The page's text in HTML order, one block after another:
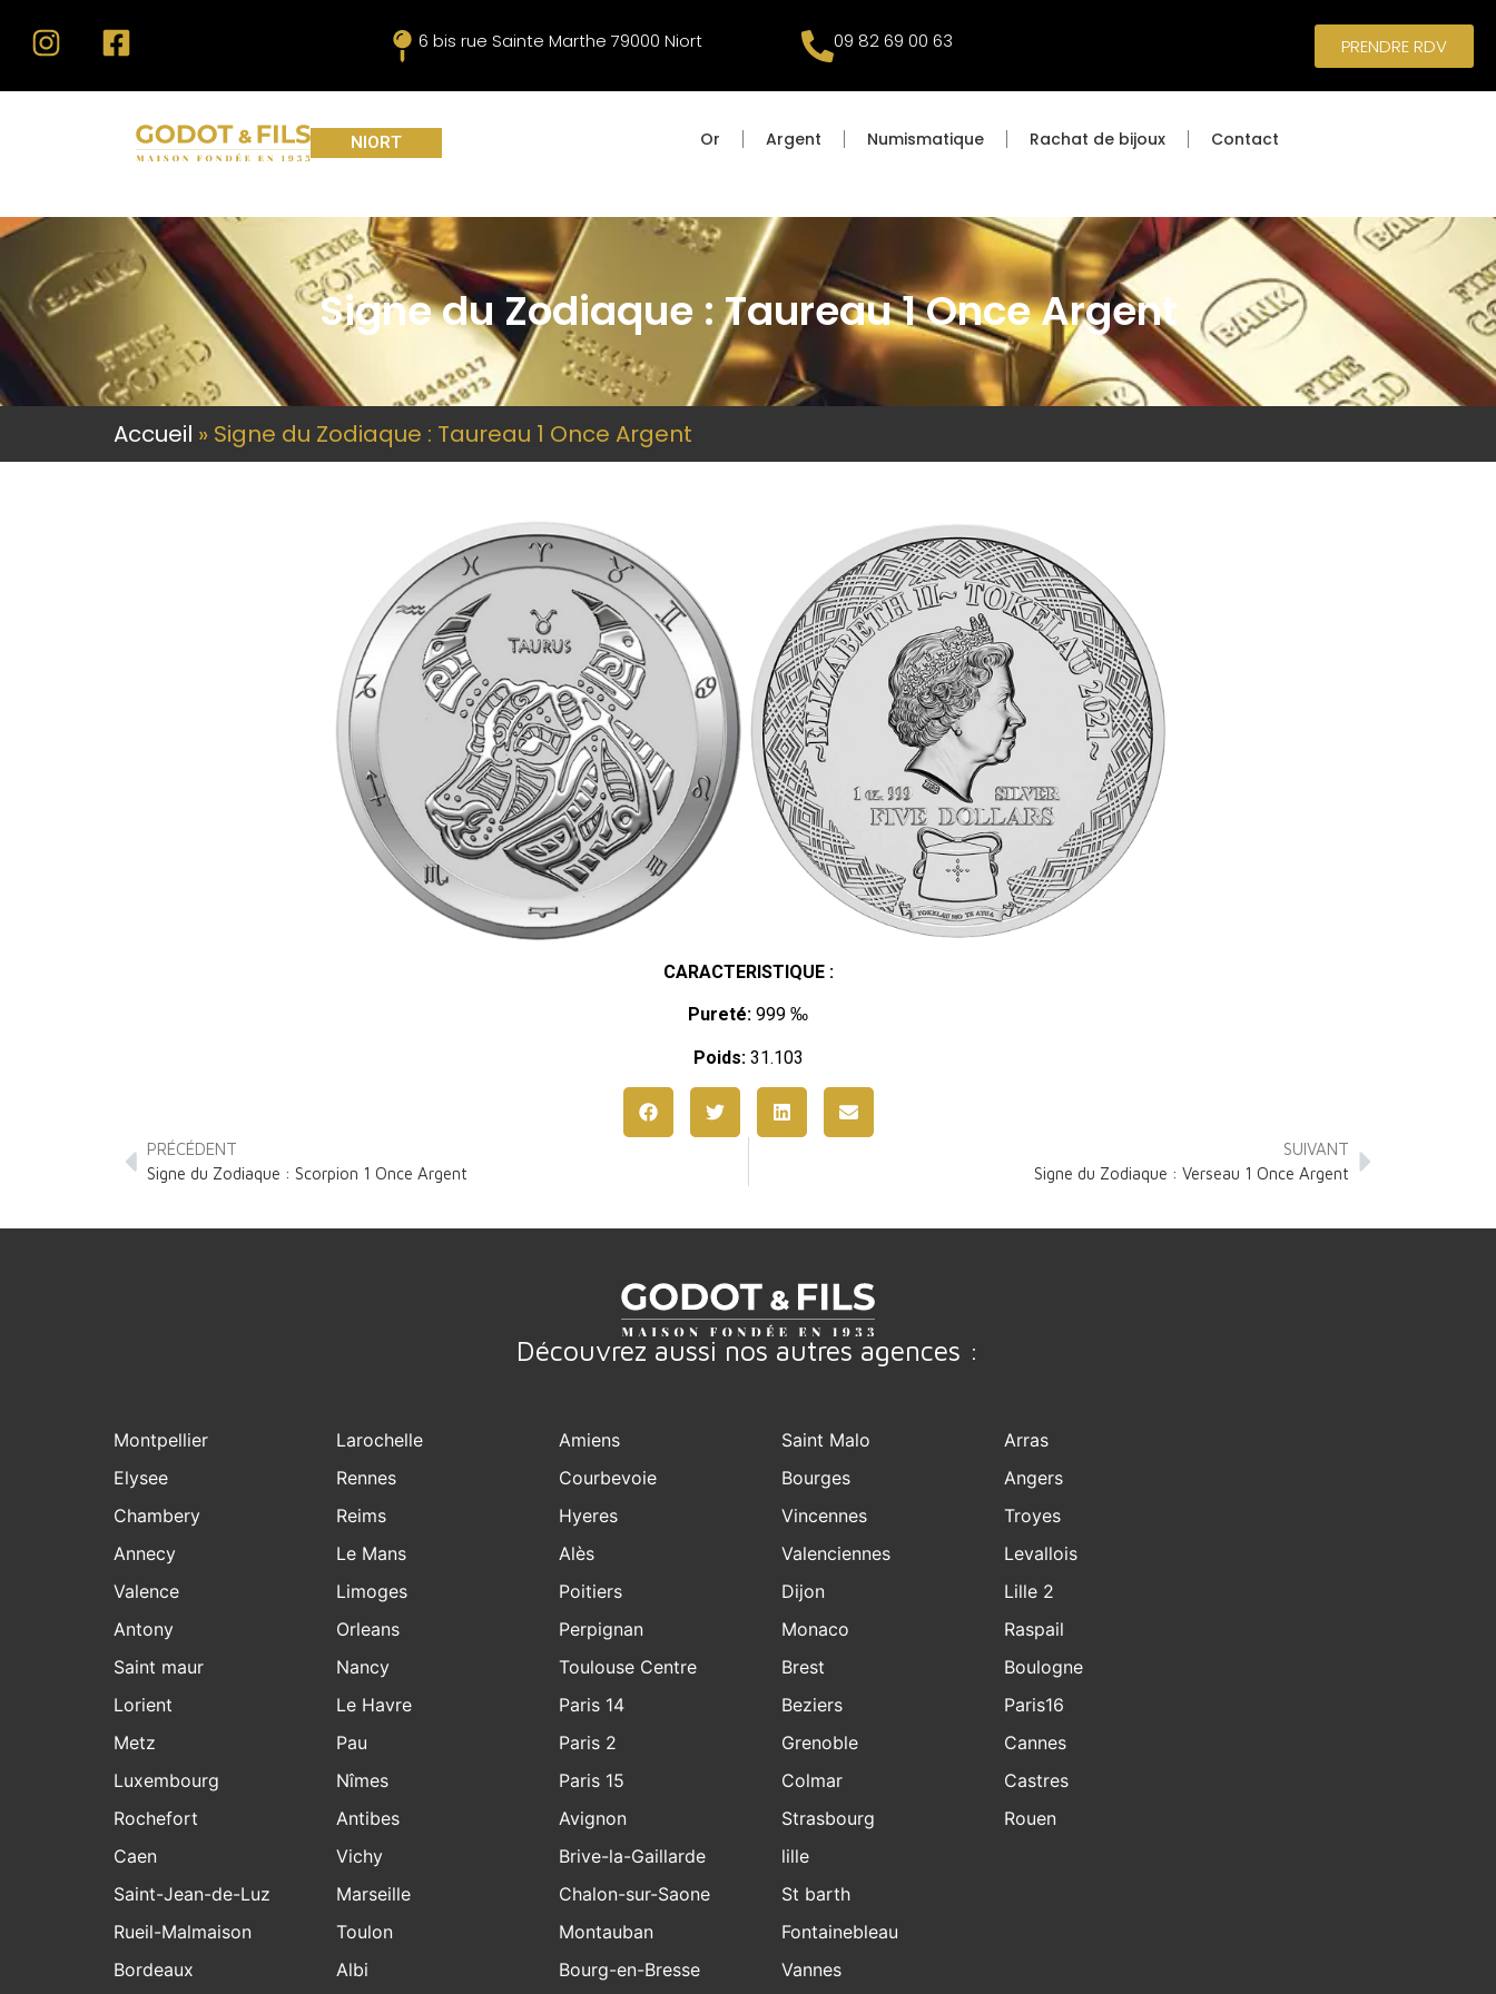
6 bis rue Sainte Marthe 79000 Niort 09 82 69 00 63 PRENDRE RDV
NIORT Or Argent Numismatique Rachat de bijoux Contact
Signe du Zodiaque : Taureau 1 Once Argent
Accueil » Signe du Zodiaque : Taureau 1 Once Argent
CARACTERISTIQUE :
Pureté: 999 ‰
Poids:31.103
PRÉCÉDENT
Signe du Zodiaque : Scorpion 1 Once Argent
SUIVANT
Signe du Zodiaque : Verseau 1 Once Argent
Découvrez aussi nos autres agences :
Montpellier
Elysee
Chambery
Annecy
Valence
Antony
Saint maur
Lorient
Metz
Luxembourg
Rochefort
Larochelle
Rennes
Reims
Le Mans
Limoges
Orleans
Nancy
Le Havre
Pau
Nîmes
Antibes
Amiens
Courbevoie
Hyeres
Alès
Poitiers
Perpignan
Toulouse Centre
Paris 14
Paris 2
Paris 15
Avignon
Saint Malo
Bourges
Vincennes
Valenciennes
Dijon
Monaco
Brest
Beziers
Grenoble
Colmar
Strasbourg
Arras
Angers
Troyes
Levallois
Lille 2
Raspail
Boulogne
Paris16
Cannes
Castres
Rouen
Caen
Saint-Jean-de-Luz
Rueil-Malmaison
Bordeaux
Vichy
Marseille
Toulon
Albi
Brive-la-Gaillarde
Chalon-sur-Saone
Montauban
Bourg-en-Bresse
lille
St barth
Fontainebleau
Vannes